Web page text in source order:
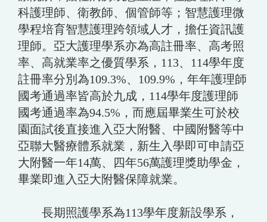
科護理師、衛教師、個管師等；智慧護理微
學程培育智慧護理跨領域人才，擔任資訊護
理師。亞大護理學系亦為高註冊率、高考照
率、高就業率之優質學系，113、114學年度
註冊率分別為109.3%、109.9%，年年護理師
國考通過率皆高於九成，114學年度護理師
國考通過率為94.5%，而應屆畢業生可於校
園面試後直接進入亞大附醫、中國附醫等中
亞聯大醫療體系就業，新生入學即可申請亞
大附醫一年14萬、四年56萬護理獎助學金，
畢業即進入亞大附醫保障就業。
長期照護學系為113學年度新設學系，